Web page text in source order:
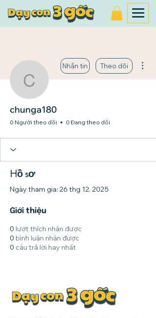
chunga180
Nhắn tin Theo dõi
chunga180
0 Người theo dõi 0 Đang theo dõi
Hồ sơ
Ngày tham gia: 26 thg 12, 2025
Giới thiệu
0 lượt thích nhận được
0 bình luận nhận được
0 câu trả lời hay nhất